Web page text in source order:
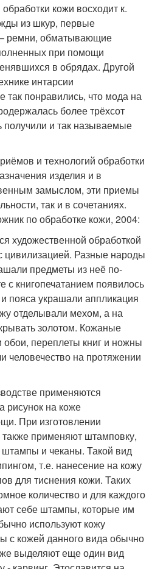
кожи восходит к.
из шкур, первые
ремни, обматывающие
при помощи
в обрядах. Другой
интарсии
так понравились, что мода на
более трёхсот
получили и так называемые
и технологий обработки
изделия и в
замыслом, эти приемы
так и в сочетаниях.
по обработке кожи, 2004:
художественной обработкой
цивилизацией. Разные народы
предметы из неё по-
с книгопечатанием появилось
пояса украшали аппликация
отделывали мехом, а на
золотом. Кожаные
переплеты книг и ножны
человечество на протяжении
применяются
рисунок на коже
При изготовлении
применяют штамповку,
и чеканы. Такой вид
т.е. нанесение на кожу
для тиснения кожи. Таких
количество и для каждого
себе штампы, которые им
используют кожу
с кожей данного вида обычно
выделяют еще один вид